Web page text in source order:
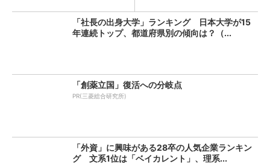
「社長の出身大学」ランキング 日本大学が15
年連続トップ、都道府県別の傾向は？（...
「創薬立国」復活への分岐点
PR(三菱総合研究所)
「外資」に興味がある28卒の人気企業ランキン
グ 文系1位は「ベイカレント」、理系...